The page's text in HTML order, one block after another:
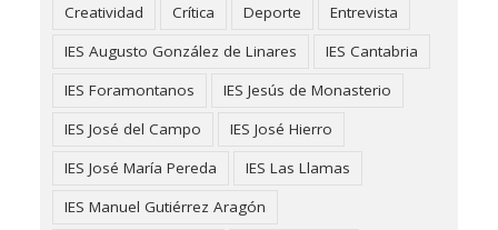
Creatividad
Crítica Deporte
Entrevista
IES Augusto González de Linares
IES Cantabria
IES Foramontanos
IES Jesús de Monasterio
IES José del Campo
IES José Hierro
IES José María Pereda
IES Las Llamas
IES Manuel Gutiérrez Aragón